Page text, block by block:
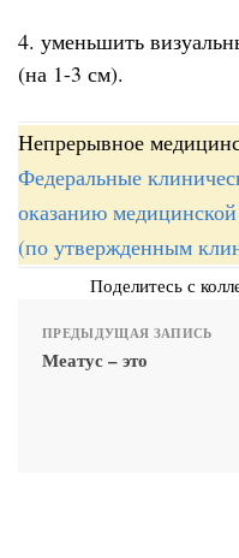
4. уменьшить
(на 1-3 см).
Непрерывное
Федеральные
оказанию
(по утвержденным
Поделитесь с
ПРЕДЫДУЩАЯ ЗАПИСЬ
Меатус – это